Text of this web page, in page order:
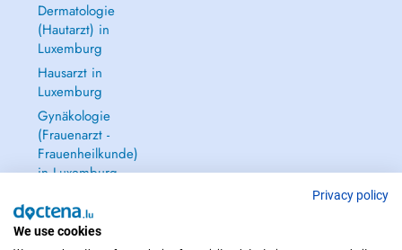
Dermatologie
(Hautarzt) in
Luxemburg
Hausarzt in
Luxemburg
Gynäkologie
(Frauenarzt -
Frauenheilkunde)
in Luxemburg
Privacy policy
We use cookies